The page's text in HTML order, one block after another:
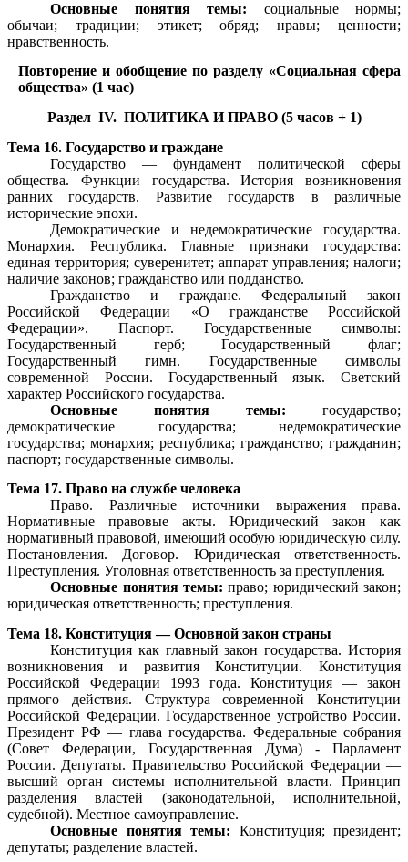
Основные понятия темы: социальные нормы;
обычаи; традиции; этикет; обряд; нравы; ценности;
нравственность.
Повторение и обобщение по разделу «Социальная сфера
общества» (1 час)
Раздел IV. ПОЛИТИКА И ПРАВО (5 часов + 1)
Тема 16. Государство и граждане
Государство — фундамент политической сферы
общества. Функции государства. История возникновения
ранних государств. Развитие государств в различные
исторические эпохи.
Демократические и недемократические государства.
Монархия. Республика. Главные признаки государства:
единая территория; суверенитет; аппарат управления; налоги;
наличие законов; гражданство или подданство.
Гражданство и граждане. Федеральный закон
Российской Федерации «О гражданстве Российской
Федерации». Паспорт. Государственные символы:
Государственный герб; Государственный флаг;
Государственный гимн. Государственные символы
современной России. Государственный язык. Светский
характер Российского государства.
Основные понятия темы: государство;
демократические государства; недемократические
государства; монархия; республика; гражданство; гражданин;
паспорт; государственные символы.
Тема 17. Право на службе человека
Право. Различные источники выражения права.
Нормативные правовые акты. Юридический закон как
нормативный правовой, имеющий особую юридическую силу.
Постановления. Договор. Юридическая ответственность.
Преступления. Уголовная ответственность за преступления.
Основные понятия темы:право; юридический закон;
юридическая ответственность; преступления.
Тема 18. Конституция — Основной закон страны
Конституция как главный закон государства. История
возникновения и развития Конституции. Конституция
Российской Федерации 1993 года. Конституция — закон
прямого действия. Структура современной Конституции
Российской Федерации. Государственное устройство России.
Президент РФ — глава государства. Федеральные собрания
(Совет Федерации, Государственная Дума) - Парламент
России. Депутаты. Правительство Российской Федерации —
высший орган системы исполнительной власти. Принцип
разделения властей (законодательной, исполнительной,
судебной). Местное самоуправление.
Основные понятия темы: Конституция; президент;
депутаты; разделение властей.